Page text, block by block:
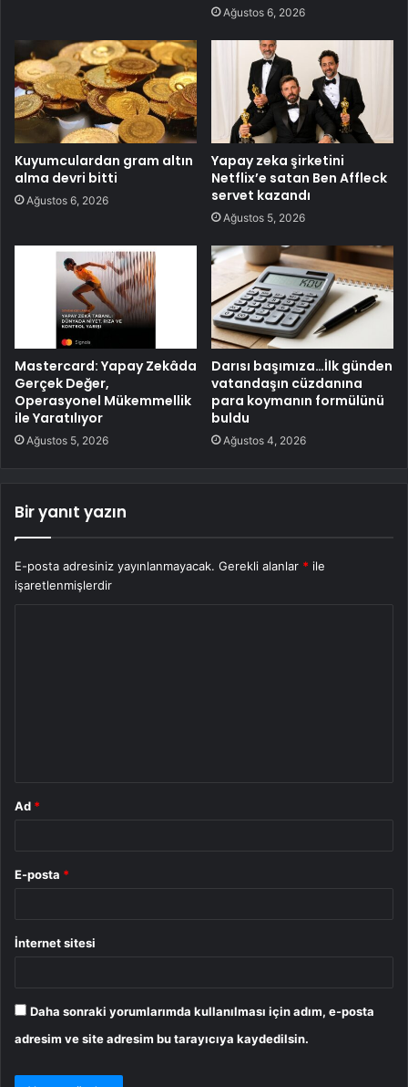
Ağustos 6, 2026
Kuyumculardan gram altın
alma devri bitti
Ağustos 6, 2026
Yapay zeka şirketini
Netflix’e satan Ben Affleck
servet kazandı
Ağustos 5, 2026
Mastercard: Yapay Zekâda
Gerçek Değer,
Operasyonel Mükemmellik
ile Yaratılıyor
Ağustos 5, 2026
Darısı başımıza…İlk günden
vatandaşın cüzdanına
para koymanın formülünü
buldu
Ağustos 4, 2026
Bir yanıt yazın
E-posta adresiniz yayınlanmayacak. Gerekli alanlar * ile
işaretlenmişlerdir
Ad *
E-posta *
İnternet sitesi
Daha sonraki yorumlarımda kullanılması için adım, e-posta
adresim ve site adresim bu tarayıcıya kaydedilsin.